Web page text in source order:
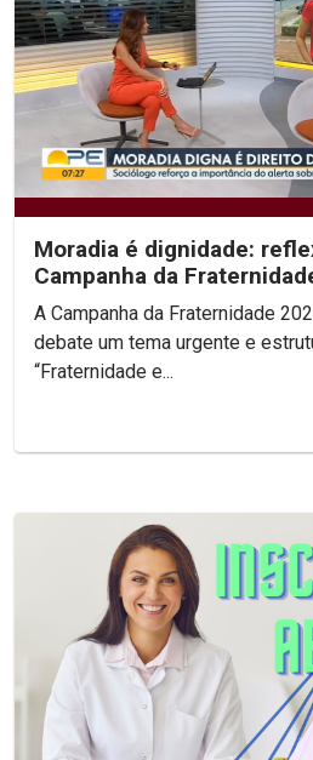
Moradia é dignidade:
Campanha da
A Campanha da Fraternidade
debate um tema urgente e
“Fraternidade e...